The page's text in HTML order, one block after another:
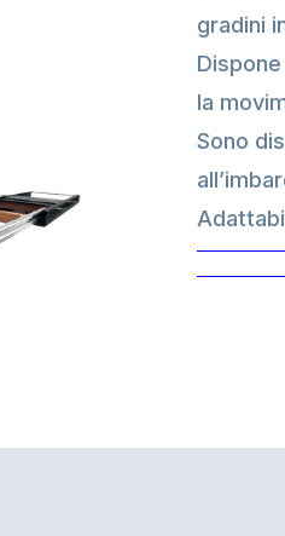
gradini
la
Sono